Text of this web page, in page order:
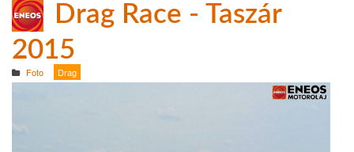
Drag Race - Taszár
2015
Foto Drag